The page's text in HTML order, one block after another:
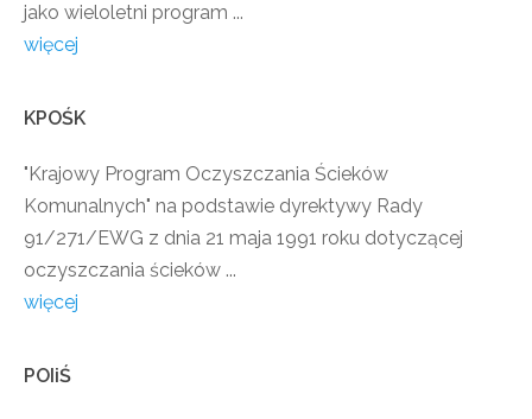
jako wieloletni program ...
więcej
KPOŚK
"Krajowy Program Oczyszczania Ścieków
Komunalnych" na podstawie dyrektywy Rady
91/271/EWG z dnia 21 maja 1991 roku dotyczącej
oczyszczania ścieków ...
więcej
POIiŚ